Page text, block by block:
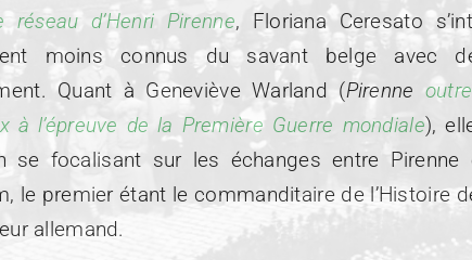
réseau d’Henri Pirenne, Floriana Ceresato
moins connus du savant belge avec
Quant à Geneviève Warland (Pirenne
à l’épreuve de la Première Guerre mondiale),
se focalisant sur les échanges entre
le premier étant le commanditaire de l’Histoire
allemand.